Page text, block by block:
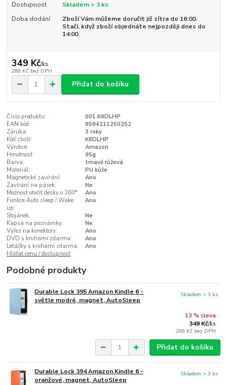
Dostupnost
Skladem > 3 ks
Doba dodání
Zboží Vám můžeme doručit již zítra do 16:00.
Stačí, když zboží objednáte nejpozději dnes do
14:00
349 Kč/ks
288 Kč bez DPH
Přidat do košíku
Číslo produktu:
001.K6DLHP
EAN kód:
8594211250252
Záruka:
3 roky
Kód zboží:
K6DLHP
Výrobce:
Amazon
Hmotnost:
95g
Barva:
tmavě růžová
Materiál:
PU kůže
Magnetické zavírání:
Ano
Zavírání na pásek:
Ne
Možnost otočit desky o 360°:
Ano
Funkce Auto sleep / Wake
up:
Ano
Stojánek:
Ne
Kapsa na poznámky:
Ne
Výřez na konektory:
Ano
DVD s knihami zdarma:
Ano
Letáčky s knihami zdarma:
Ano
Hlídat cenu / dostupnost
Podobné produkty
Durable Lock 395 Amazon Kindle 6 -
světle modré, magnet, AutoSleep
13 % sleva
349 Kč/ks
288 Kč bez DPH
Skladem > 3 ks
Přidat do košíku
Durable Lock 394 Amazon Kindle 6 -
oranžové, magnet, AutoSleep
Skladem > 3 ks